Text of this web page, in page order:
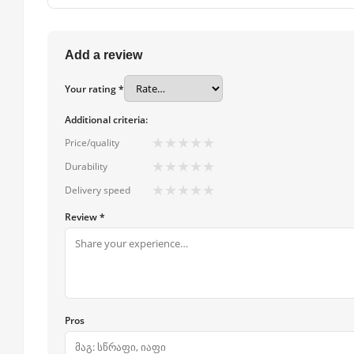
Add a review
Your rating *
Additional criteria:
Price/quality
★ ★ ★ ★ ★
Durability ★ ★ ★ ★ ★
Delivery speed ★ ★ ★ ★ ★
Review *
Pros